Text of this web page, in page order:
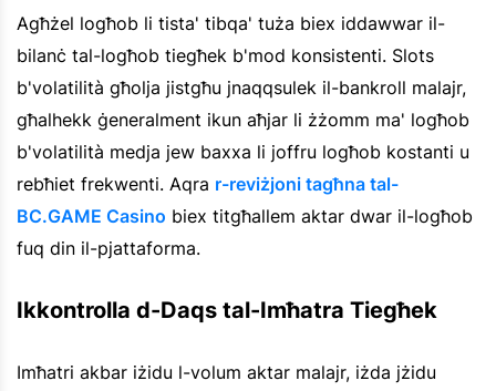
Agħżel logħob li tista' tibqa' tuża biex iddawwar il-
bilanċ tal-logħob tiegħek b'mod konsistenti. Slots
b'volatilità għolja jistgħu jnaqqsulek il-bankroll malajr,
għalhekk ġeneralment ikun aħjar li żżomm ma' logħob
b'volatilità medja jew baxxa li joffru logħob kostanti u
rebħiet frekwenti. Aqra r-reviżjoni tagħna tal-
BC.GAME Casino biex titgħallem aktar dwar il-logħob
fuq din il-pjattaforma.
Ikkontrolla d-Daqs tal-Imħatra Tiegħek
Imħatri akbar iżidu l-volum aktar malajr, iżda jżidu